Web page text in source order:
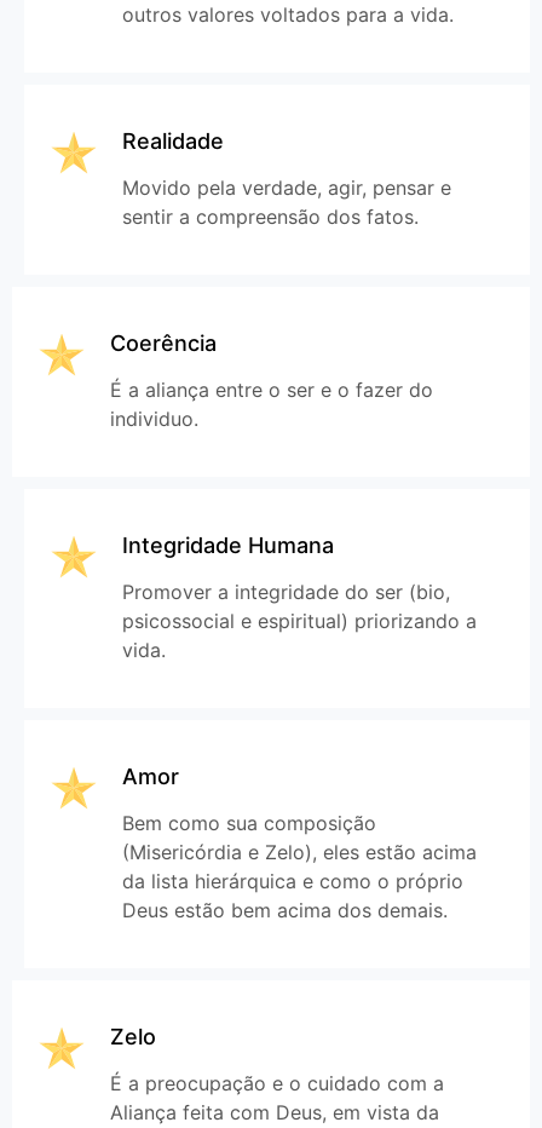
outros valores voltados para a vida.
Realidade
Movido pela verdade, agir, pensar e
sentir a compreensão dos fatos.
Coerência
É a aliança entre o ser e o fazer do
individuo.
Integridade Humana
Promover a integridade do ser (bio,
psicossocial e espiritual) priorizando a
vida.
Amor
Bem como sua composição
(Misericórdia e Zelo), eles estão acima
da lista hierárquica e como o próprio
Deus estão bem acima dos demais.
Zelo
É a preocupação e o cuidado com a
Aliança feita com Deus, em vista da